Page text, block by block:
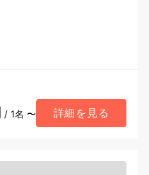
/ 1名 〜 詳細を見る